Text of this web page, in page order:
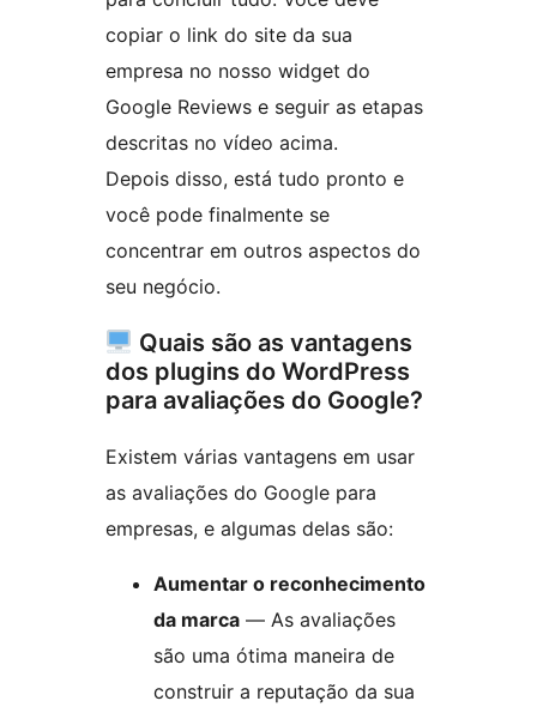
copiar o link do site da sua
empresa no nosso widget do
Google Reviews e seguir as etapas
descritas no vídeo acima.
Depois disso, está tudo pronto e
você pode finalmente se
concentrar em outros aspectos do
seu negócio.
Quais são as vantagens
dos plugins do WordPress
para avaliações do Google?
Existem várias vantagens em usar
as avaliações do Google para
empresas, e algumas delas são:
Aumentar o reconhecimento
da marca — As avaliações
são uma ótima maneira de
construir a reputação da sua